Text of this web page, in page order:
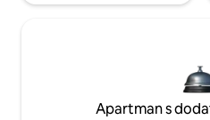
Apartman s